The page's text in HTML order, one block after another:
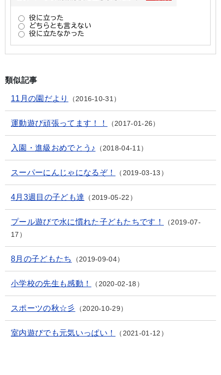
類似記事
11月の園だより 2016-10-31
運動遊び頑張ってます！！ 2017-01-26
入園・進級おめでとう♪ 2018-04-11
スーパーにんじゃになるぞ！ 2019-03-13
4月3週目の子ども達 2019-05-22
プール遊びで水に慣れた子どもたちです！
2019-07-
17
8月の子どもたち 2019-09-04
小学校の先生も感動！ 2020-02-18
スポーツの秋☆彡 2020-10-29
室内遊びでも元気いっぱい！ 2021-01-12